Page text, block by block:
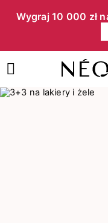
Wygraj 10 000 zł